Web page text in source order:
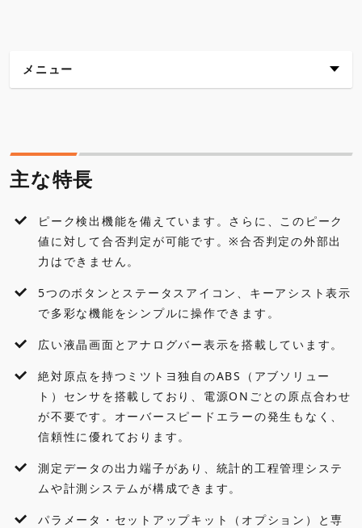
メニュー
仕様
標準付属品
外観寸法図
アクセサリ・オプション
主な特長
ピーク検出機能を備えています。さらに、このピーク
値に対して合否判定が可能です。※合否判定の外部出
力はできません。
5つのボタンとステータスアイコン、キーアシスト表示
で多彩な機能をシンプルに操作できます。
広い液晶画面とアナログバー表示を搭載しています。
絶対原点を持つミツトヨ独自のABS（アブソリュー
ト）センサを搭載しており、電源ONごとの原点合わせ
が不要です。オーバースピードエラーの発生もなく、
信頼性に優れております。
測定データの出力端子があり、統計的工程管理システ
ムや計測システムが構成できます。
パラメータ・セットアップキット（オプション）と専